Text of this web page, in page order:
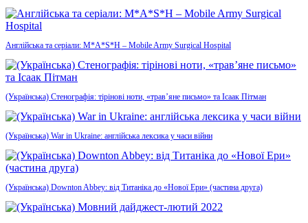
Англійська та серіали: M*A*S*H – Mobile Army Surgical Hospital
(Українська) Стенографія: тірінові ноти, «трав’яне письмо» та Ісаак Пітман
(Українська) War in Ukraine: англійська лексика у часи війни
(Українська) Downton Abbey: від Титаніка до «Нової Ери» (частина друга)